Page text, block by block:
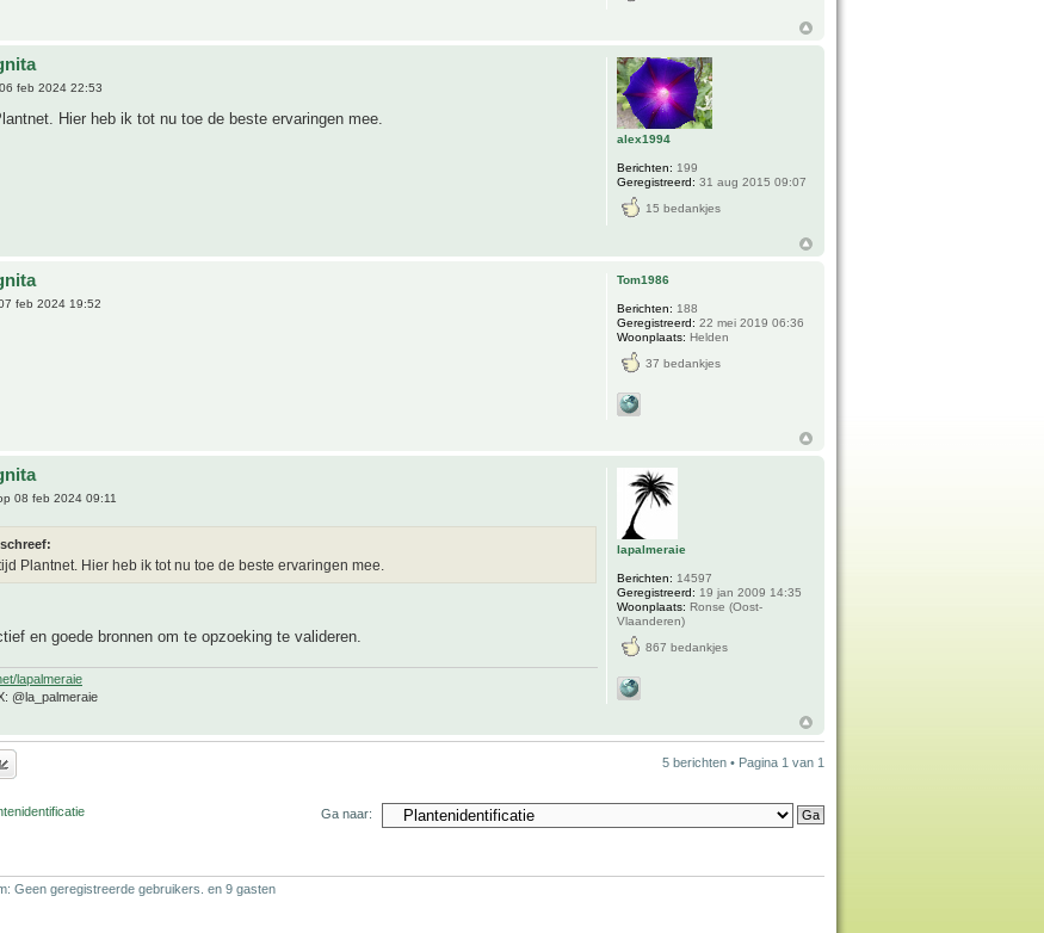
feb 2024 22:53
Hier heb ik tot nu toe de beste ervaringen mee.
alex1994
Berichten: 199
Geregistreerd: 31 aug 2015 09:07
15 bedankjes
feb 2024 19:52
Tom1986
Berichten: 188
Geregistreerd: 22 mei 2019 06:36
Woonplaats: Helden
37 bedankjes
08 feb 2024 09:11
Plantnet. Hier heb ik tot nu toe de beste ervaringen mee.
en goede bronnen om te opzoeking te valideren.
lapalmeraie
@la_palmeraie
lapalmeraie
Berichten: 14597
Geregistreerd: 19 jan 2009 14:35
Woonplaats: Ronse (Oost-
Vlaanderen)
867 bedankjes
5 berichten • Pagina 1 van 1
Ga naar:
Geen geregistreerde gebruikers. en 9 gasten